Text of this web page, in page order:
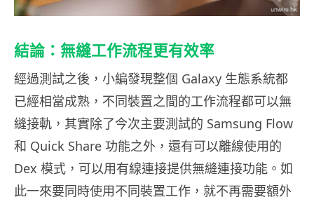
結論：無縫工作流程更有效率
經過測試之後，小編發現整個 Galaxy 生態系統都
已經相當成熟，不同裝置之間的工作流程都可以無
縫接軌，其實除了今次主要測試的 Samsung Flow
和 Quick Share 功能之外，還有可以離線使用的
Dex 模式，可以用有線連接提供無縫連接功能。如
此一來要同時使用不同裝置工作，就不再需要額外